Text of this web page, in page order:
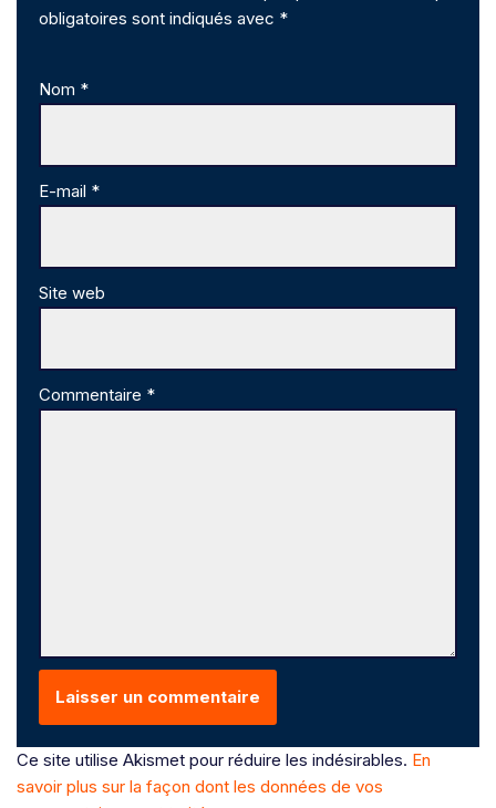
obligatoires sont indiqués avec *
Nom *
E-mail *
Site web
Commentaire *
Ce site utilise Akismet pour réduire les indésirables. En
savoir plus sur la façon dont les données de vos